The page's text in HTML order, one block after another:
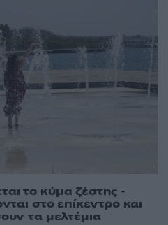
το κύμα ζέστης -
στο επίκεντρο και
τα μελτέμια